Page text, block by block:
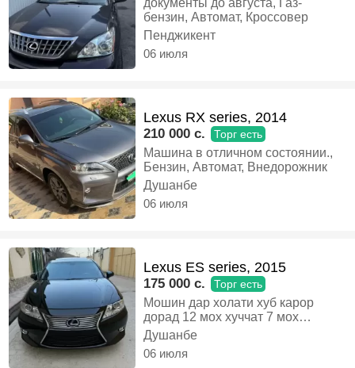
лифтом (регулировкой по высоте)
- Память настроек сидений -
Подогрев и охлаждение сидений
- Заводская аудиоакустика -
2T2BC1BA9FC008538, Гибрид,
Автомат, Кроссовер
документы до августа, Газ-
бензин, Автомат, Кроссовер
Пенджикент
06 июля
Lexus RX series, 2014
210 000 c. Торг есть
Машина в отличном состоянии.,
Бензин, Автомат, Внедорожник
Душанбе
06 июля
Lexus ES series, 2015
175 000 c. Торг есть
Мошин дар холати хуб карор
дорад 12 мох хуччат 7 мох
тонировка, Гибрид, Автомат,
Седан
Душанбе
06 июля